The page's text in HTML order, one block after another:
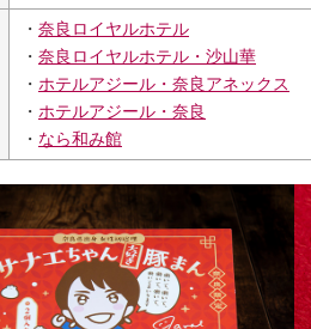
・ 奈良ロイヤルホテル
・ 奈良ロイヤルホテル・沙山華
・ ホテルアジール・奈良アネックス
・ ホテルアジール・奈良
・ なら和み館